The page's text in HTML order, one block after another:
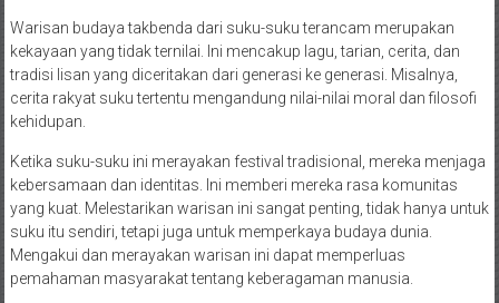
Warisan budaya takbenda dari suku-suku terancam merupakan
kekayaan yang tidak ternilai. Ini mencakup lagu, tarian, cerita, dan
tradisi lisan yang diceritakan dari generasi ke generasi. Misalnya,
cerita rakyat suku tertentu mengandung nilai-nilai moral dan filosofi
kehidupan.
Ketika suku-suku ini merayakan festival tradisional, mereka menjaga
kebersamaan dan identitas. Ini memberi mereka rasa komunitas
yang kuat. Melestarikan warisan ini sangat penting, tidak hanya untuk
suku itu sendiri, tetapi juga untuk memperkaya budaya dunia.
Mengakui dan merayakan warisan ini dapat memperluas
pemahaman masyarakat tentang keberagaman manusia.